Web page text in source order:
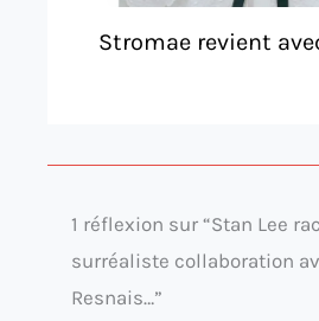
Stromae revient
1 réflexion sur “Stan Lee
surréaliste collaboration
Resnais…”